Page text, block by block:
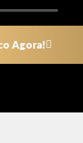
Agora!